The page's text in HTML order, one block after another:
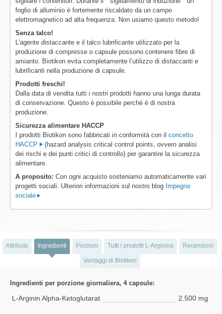
foglio di alluminio è fortemente riscaldato da un campo
elettromagnetico ad alta frequenza. Non usiamo questo metodo!
Senza talco!
L'agente distaccante e il talco lubrificante utilizzato per la
produzione di compresse o capsule possono contenere fibre di
amianto. Biotikon evita completamente l’utilizzo di distaccanti e
lubrificanti nella produzione di capsule.
Prodotti freschi!
Dalla data di vendita tutti i nostri prodotti hanno una lunga durata
di conservazione. Questo è possibile perché è di nostra
produzione.
Sicurezza alimentare HACCP
I prodotti Biotikon sono fabbricati in conformità con il concetto
HACCP
(hazard analysis critical control points, ovvero analisi
dei rischi e dei punti critici di controllo) per garantire la sicurezza
alimentare.
A proposito: Con ogni acquisto sosteniamo automaticamente vari
progetti sociali. Ulteriori informazioni sul nostro blog Impegno
sociale
Attributo Ingredienti Porzioni Tutti i prodotti L-Arginina Recensioni
Vantaggi di Biotikon
Ingredienti per porzione giornaliera, 4 capsule:
L-Arginin Alpha-Ketoglutarat 2.500 mg